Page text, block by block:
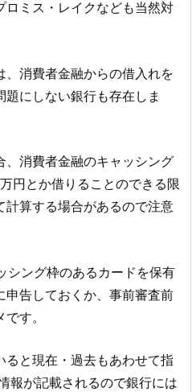
ロミス・レイクなども当然対
消費者金融からの借入れを
にしない銀行も存在しま
消費者金融のキャッシング
円とか借りることのできる限
計算する場合があるので注意
シング枠のあるカードを保有
申告しておくか、事前審査前
す。
と現在・過去もあわせて指
報が記載されるので銀行には